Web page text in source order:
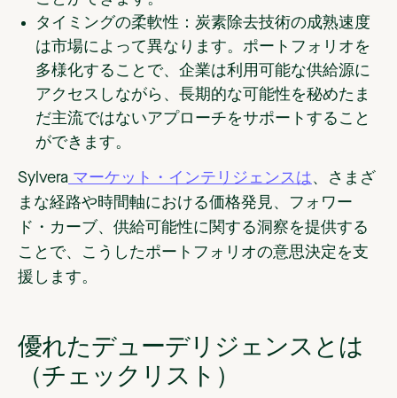
タイミングの柔軟性 ：炭素除去技術の成熟速度
は市場によって異なります。ポートフォリオを
多様化することで、企業は利用可能な供給源に
アクセスしながら、長期的な可能性を秘めたま
だ主流ではないアプローチをサポートすること
ができます。
Sylvera マーケット・インテリジェンスは、さまざ
まな経路や時間軸における価格発見、フォワー
ド・カーブ、供給可能性に関する洞察を提供する
ことで、こうしたポートフォリオの意思決定を支
援します。
優れたデューデリジェンスとは
（チェックリスト）